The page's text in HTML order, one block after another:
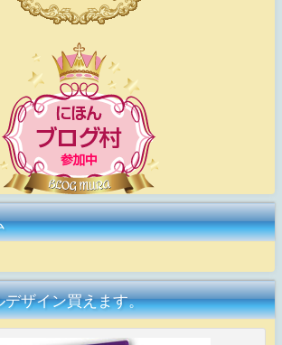
デザイン買えます。